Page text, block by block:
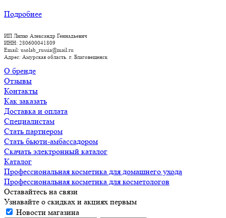
Подробнее
ИП Липко Александр Геннадьевич
ИНН: 280600041809
Email: usolab_russia@mail.ru
Адрес: Амурская область. г. Благовещенск
О бренде
Отзывы
Контакты
Как заказать
Доставка и оплата
Специалистам
Стать партнером
Стать бьюти-амбассадором
Скачать электронный каталог
Каталог
Профессиональная косметика для домашнего ухода
Профессиональная косметика для косметологов
Оставайтесь на связи
Узнавайте о скидках и акциях первым
Новости магазина